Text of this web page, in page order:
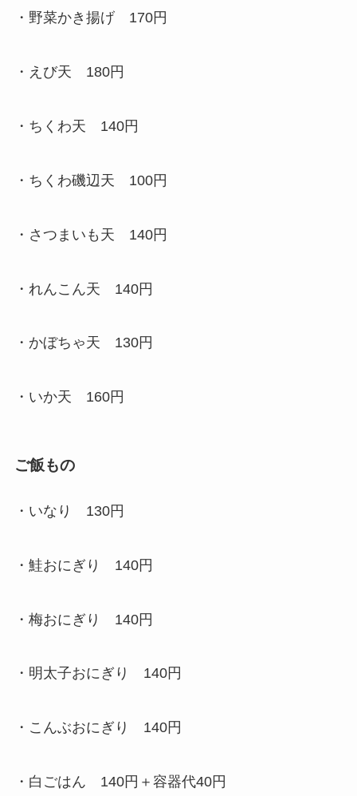
・野菜かき揚げ 170円
・えび天 180円
・ちくわ天 140円
・ちくわ磯辺天 100円
・さつまいも天 140円
・れんこん天 140円
・かぼちゃ天 130円
・いか天 160円
ご飯もの
・いなり 130円
・鮭おにぎり 140円
・梅おにぎり 140円
・明太子おにぎり 140円
・こんぶおにぎり 140円
・白ごはん 140円＋容器代40円